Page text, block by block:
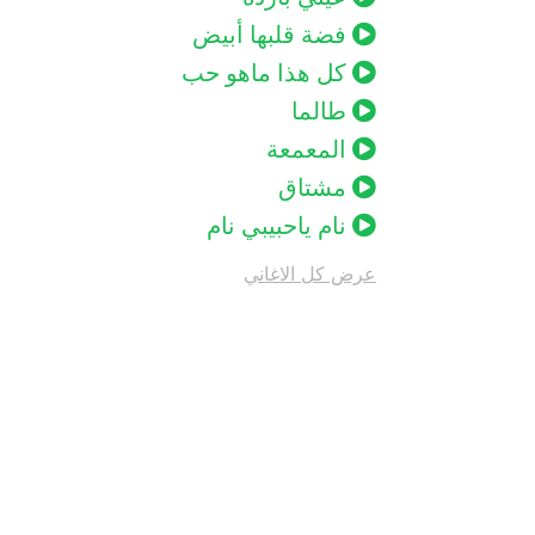
فضة قلبها أبيض
كل هذا ماهو حب
طالما
المعمعة
مشتاق
نام ياحبيبي نام
عرض كل الاغاني